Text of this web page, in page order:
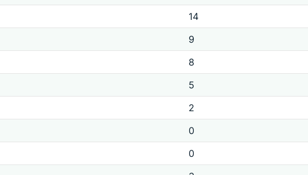
14
9
8
5
2
0
0